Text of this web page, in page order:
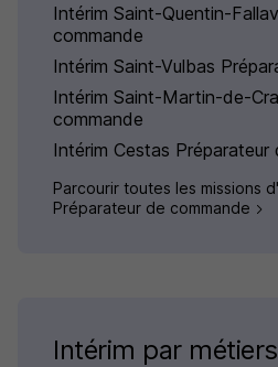
Intérim Saint-Quentin-
commande
Intérim Saint-Vulbas
Intérim Saint-Martin-de-
commande
Intérim Cestas Préparateur
Parcourir toutes les missions
Préparateur de commande
Intérim par